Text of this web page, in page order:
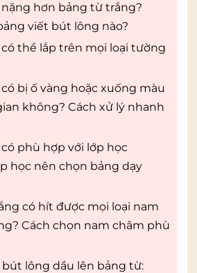
hơn bảng từ trắng?
viết bút lông nào?
thể lắp trên mọi loại tường
bị ố vàng hoặc xuống màu
không? Cách xử lý nhanh
phù hợp với lớp học
học nên chọn bảng dạy
có hít được mọi loại nam
Cách chọn nam châm phù
lông dầu lên bảng từ: